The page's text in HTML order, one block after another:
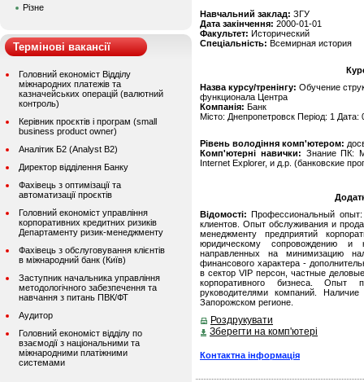
Різне
Термінові вакансії
Головний економіст Відділу
міжнародних платежів та
казначейських операцій (валютний
контроль)
Керівник проєктів і програм (small
business product owner)
Аналітик Б2 (Analyst B2)
Директор відділення Банку
Фахівець з оптимізації та
автоматизації проєктів
Головний економіст управління
корпоративних кредитних ризиків
Департаменту ризик-менеджменту
Фахівець з обслуговування клієнтів
в міжнародний банк (Київ)
Заступник начальника управління
методологічного забезпечення та
навчання з питань ПВК/ФТ
Аудитор
Головний економіст відділу по
взаємодії з національними та
міжнародними платіжними
системами
Навчальний заклад: ЗГУ
Дата закінчення: 2000-01-01
Факультет: Исторический
Спеціальність: Всемирная история
Назва курсу/тренінгу: Обучение
функционала Центра
Компанія: Банк
Місто: Днепропетровск Період: 1 Дата:
Рівень володіння комп'ютером:
Комп'ютерні навички: Знание ПК:
Internet Explorer, и д.р. (банковские
Відомості: Профессиональный опыт:
клиентов. Опыт обслуживания и
менеджменту предприятий
юридическому сопровождению и
направленных на минимизацию
финансового характера -
в сектор VIP персон, частные
корпоративного бизнеса. Опыт
руководителями компаний.
Запорожском регионе.
Роздрукувати
Зберегти на комп'ютері
Контактна інформація